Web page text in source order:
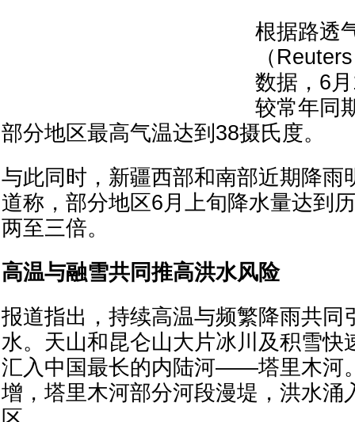
根据路透
（
数据，6
较常年同
部分地区最高气温达到38摄氏度。
与此同时，新疆西部和南部近期降雨
道称，部分地区6月上旬降水量达到
两至三倍。
高温与融雪共同推高洪水风险
报道指出，持续高温与频繁降雨共同
水。天山和昆仑山大片冰川及积雪快
汇入中国最长的内陆河——塔里木河
增，塔里木河部分河段漫堤，洪水涌